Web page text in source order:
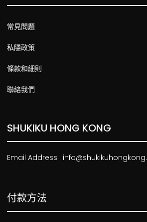
常見問題
私隱政策
條款和細則
聯絡我們
SHUKIKU HONG KONG
Email Address :
付款方法